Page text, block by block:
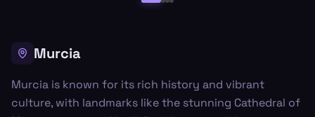
Murcia
Murcia is known for its rich history and vibrant
culture, with landmarks like the stunning Cathedral of